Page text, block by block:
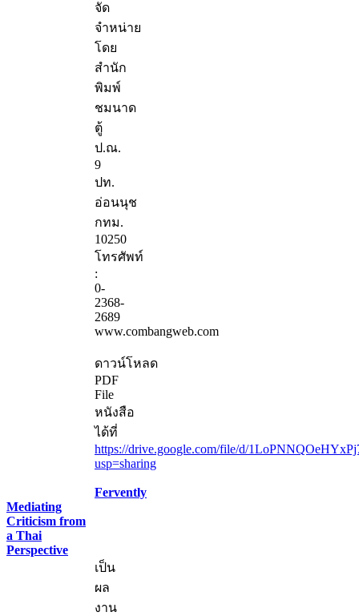
จัด
จำหน่าย
โดย
สำนัก
พิมพ์
ชมนาด
ตู้
ป.ณ.
9
ปท.
อ่อนนุช
กทม.
10250
โทรศัพท์
:
0-
2368-
2689
www.combangweb.com
ดาวน์โหลด
PDF
File
หนังสือ
ได้ที่
https://drive.google.com/file/d/
usp=sharing
Fervently
Mediating
Criticism from
a Thai
Perspective
เป็น
ผล
งาน